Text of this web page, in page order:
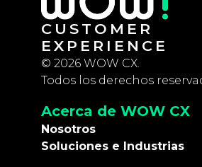
CUSTOMER
EXPERIENCE
© 2026 WOW CX.
Todos los derechos
Acerca de WOW CX
Nosotros
Soluciones e Industrias